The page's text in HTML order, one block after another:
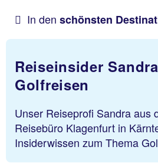
In den schönsten
Reiseinsider
Golfreisen
Unser Reiseprofi Sandra aus
Reisebüro Klagenfurt in
Insiderwissen zum Thema